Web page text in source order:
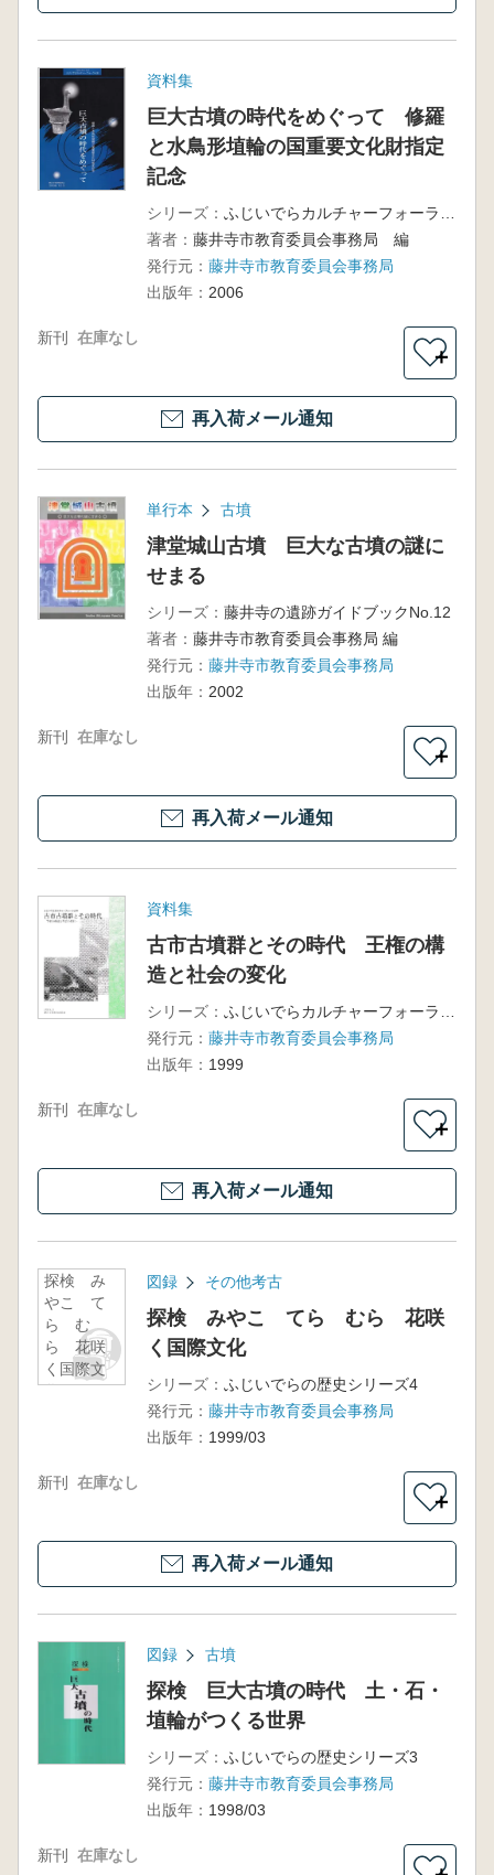
資料集
巨大古墳の時代をめぐって 修羅
と水鳥形埴輪の国重要文化財指定
記念
シリーズ：
著者： 藤井寺市教育委員会事務局 編
発行元： 藤井寺市教育委員会事務局
出版年： 2006
新刊 在庫なし
＋
再入荷メール通知
単行本 古墳
津堂城山古墳 巨大な古墳の謎に
せまる
シリーズ： 藤井寺の遺跡ガイドブックNo.12
著者： 藤井寺市教育委員会事務局 編
発行元： 藤井寺市教育委員会事務局
出版年： 2002
新刊 在庫なし
＋
再入荷メール通知
資料集
古市古墳群とその時代 王権の構
造と社会の変化
シリーズ：
発行元： 藤井寺市教育委員会事務局
出版年： 1999
新刊 在庫なし
＋
再入荷メール通知
探検 み
やこ て
ら む
ら 花咲
く国際文
化
図録 その他考古
探検 みやこ てら むら 花咲
く国際文化
シリーズ： ふじいでらの歴史シリーズ4
発行元： 藤井寺市教育委員会事務局
出版年： 1999/03
新刊 在庫なし
＋
再入荷メール通知
図録 古墳
探検 巨大古墳の時代 土・石・
埴輪がつくる世界
シリーズ： ふじいでらの歴史シリーズ3
発行元： 藤井寺市教育委員会事務局
出版年： 1998/03
新刊 在庫なし